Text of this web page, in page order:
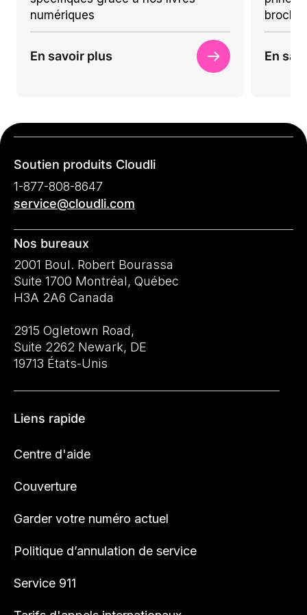
numériques
En savoir plus En
Soutien produits Cloudli
1-877-808-8647
service@cloudli.com
Nos bureaux
2001 Boul. Robert Bourassa
Suite 1700 Montréal, Québec
H3A 2A6 Canada
2915 Ogletown Road,
Suite 2262 Newark, DE
19713 États-Unis
Liens rapide
Centre d'aide
Couverture
Garder votre numéro actuel
Politique d’annulation de service
Service 911